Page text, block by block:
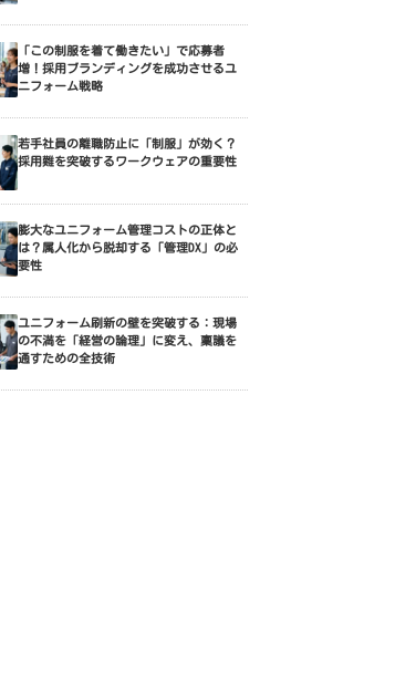
「この制服を着て働きたい」で応募者
増！採用ブランディングを成功させるユ
ニフォーム戦略
若手社員の離職防止に「制服」が効く？
採用難を突破するワークウェアの重要性
膨大なユニフォーム管理コストの正体と
は？属人化から脱却する「管理DX」の必
要性
ユニフォーム刷新の壁を突破する：現場
の不満を「経営の論理」に変え、稟議を
通すための全技術